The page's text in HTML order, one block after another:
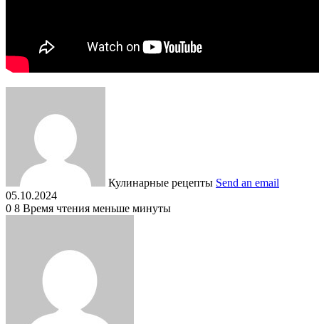
Кулинарные рецепты Send an email
05.10.2024
0 8 Время чтения меньше минуты